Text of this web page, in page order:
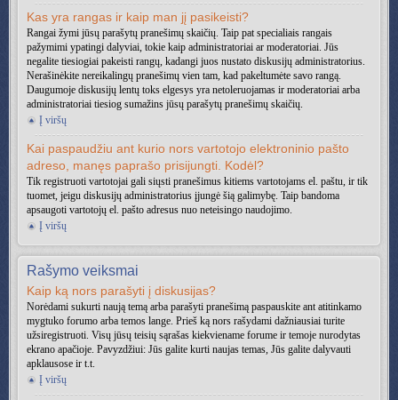
Kas yra rangas ir kaip man jį pasikeisti?
Rangai žymi jūsų parašytų pranešimų skaičių. Taip pat specialiais rangais
pažymimi ypatingi dalyviai, tokie kaip administratoriai ar moderatoriai. Jūs
negalite tiesiogiai pakeisti rangų, kadangi juos nustato diskusijų administratorius.
Nerašinėkite nereikalingų pranešimų vien tam, kad pakeltumėte savo rangą.
Daugumoje diskusijų lentų toks elgesys yra netoleruojamas ir moderatoriai arba
administratoriai tiesiog sumažins jūsų parašytų pranešimų skaičių.
Į viršų
Kai paspaudžiu ant kurio nors vartotojo elektroninio pašto
adreso, manęs paprašo prisijungti. Kodėl?
Tik registruoti vartotojai gali siųsti pranešimus kitiems vartotojams el. paštu, ir tik
tuomet, jeigu diskusijų administratorius įjungė šią galimybę. Taip bandoma
apsaugoti vartotojų el. pašto adresus nuo neteisingo naudojimo.
Į viršų
Rašymo veiksmai
Kaip ką nors parašyti į diskusijas?
Norėdami sukurti naują temą arba parašyti pranešimą paspauskite ant atitinkamo
mygtuko forumo arba temos lange. Prieš ką nors rašydami dažniausiai turite
užsiregistruoti. Visų jūsų teisių sąrašas kiekviename forume ir temoje nurodytas
ekrano apačioje. Pavyzdžiui: Jūs galite kurti naujas temas, Jūs galite dalyvauti
apklausose ir t.t.
Į viršų